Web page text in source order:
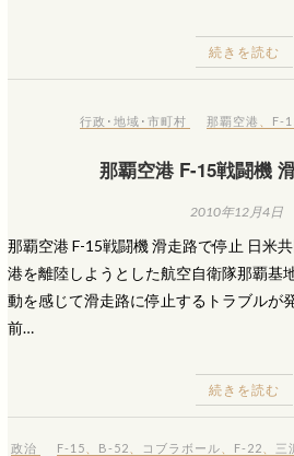
続きを読む
行政･地域･市町村 那覇空港 F-
那覇空港 F-15戦闘機
2010年12月4日
那覇空港 F-15戦闘機 滑走路で停止 日米
港を離陸しようとした航空自衛隊那覇基
動を感じて滑走路に停止するトラブルが
前…
続きを読む
政治 F-15 B-52 コブラボール F-22 三